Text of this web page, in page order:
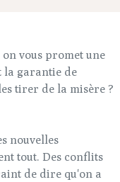
vous promet une
la garantie de
tirer de la misère ?
nouvelles
tout. Des conflits
de dire qu'on a